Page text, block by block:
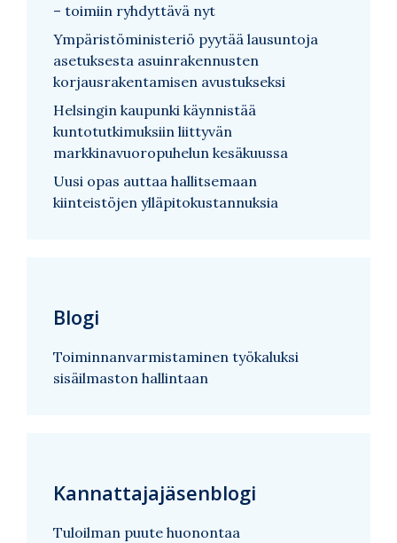
– toimiin ryhdyttävä nyt
Ympäristöministeriö pyytää lausuntoja
asetuksesta asuinrakennusten
korjausrakentamisen avustukseksi
Helsingin kaupunki käynnistää
kuntotutkimuksiin liittyvän
markkinavuoropuhelun kesäkuussa
Uusi opas auttaa hallitsemaan
kiinteistöjen ylläpitokustannuksia
Blogi
Toiminnanvarmistaminen työkaluksi
sisäilmaston hallintaan
Kannattajajäsenblogi
Tuloilman puute huonontaa